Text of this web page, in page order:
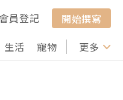
會員登記
開始撰寫
生活 寵物 行山 打卡
更多